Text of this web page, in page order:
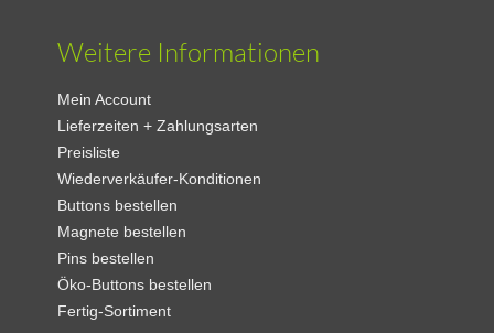
Weitere Informationen
Mein Account
Lieferzeiten + Zahlungsarten
Preisliste
Wiederverkäufer-Konditionen
Buttons bestellen
Magnete bestellen
Pins bestellen
Öko-Buttons bestellen
Fertig-Sortiment